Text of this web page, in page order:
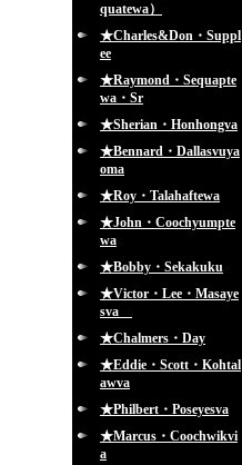
quatewa）
★Charles&Don・Suppl
ee
★Raymond・Sequapte
wa・Sr
★Sherian・Honhongva
★Bennard・Dallasvuya
oma
★Roy・Talahaftewa
★John・Coochyumpte
wa
★Bobby・Sekakuku
★Victor・Lee・Masaye
sva
★Chalmers・Day
★Eddie・Scott・Kohtal
awva
★Philbert・Poseyesva
★Marcus・Coochwikvi
a